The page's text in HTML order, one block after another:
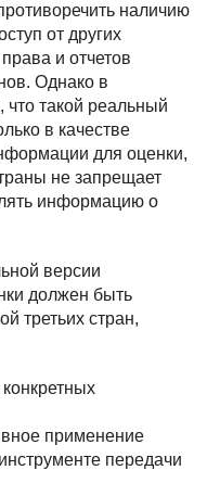
наличию
от других
и отчетов
Однако в
что такой реальный
в качестве
для оценки,
не запрещает
информацию о
версии
должен быть
третьих стран,
применение
передачи